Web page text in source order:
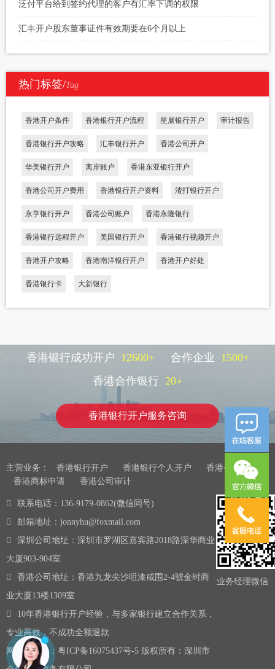
泛付平台给到签约代理的客户有汇率下调的权限
汇丰开户股东董事证件有效期要在6个月以上
热门标签/Tag
香港开户条件 香港银行开户流程 星展银行开户 审计报告
香港银行开户攻略 汇丰银行开户 香港公司开户
华美银行开户 离岸账户 香港东亚银行开户
香港公司开户费用 香港银行开户资料 渣打银行开户
永亨银行开户 香港公司账户 香港永隆银行
香港银行远程开户 美国银行开户 香港银行视频开户
香港开户攻略 香港南洋银行开户 香港开户好处
香港银行卡 大新银行
香港银行成功开户 12600+ 合作企业 1500+
香港合作银行 20+
香港银行开户服务咨询
主营业务： 香港银行开户 香港银行个人开户
香港公司注册
香港商标申请
香港公司审计
联系电话：136-9179-0862(微信同号)
邮箱地址：jonnyhu@foxmail.com
深圳公司地址：深圳市罗湖区嘉宾路2018路深华商业
大厦903-904室
香港公司地址：香港九龙尖沙咀漆咸围2-4號金时商
业大厦13楼1309室
10年香港银行开户经验，与多家银行建立合作关系，
专业高效，不成功全额退款
网站备案号： 粤ICP备16075437号-5 版权所有：深圳市
业务经理微信